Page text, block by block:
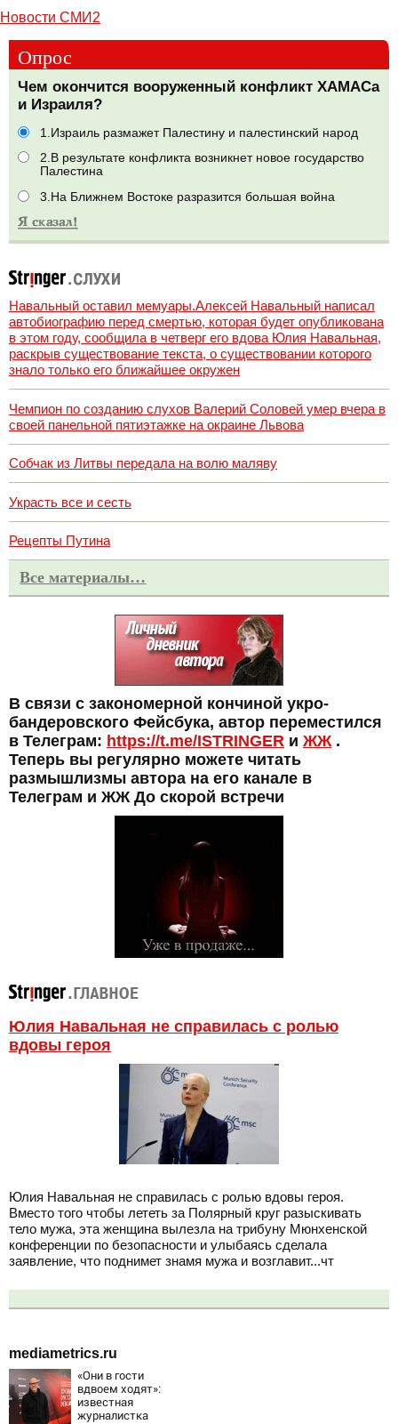
Новости СМИ2
Опрос
Чем окончится вооруженный конфликт ХАМАСа
и Израиля?
1.Израиль размажет Палестину и палестинский народ
2.В результате конфликта возникнет новое государство
Палестина
3.На Ближнем Востоке разразится большая война
Навальный оставил мемуары.Алексей Навальный написал
автобиографию перед смертью, которая будет опубликована
в этом году, сообщила в четверг его вдова Юлия Навальная,
раскрыв существование текста, о существовании которого
знало только его ближайшее окружен
Чемпион по созданию слухов Валерий Соловей умер вчера в
своей панельной пятиэтажке на окраине Львова
Собчак из Литвы передала на волю маляву
Украсть все и сесть
Рецепты Путина
Все материалы…
В связи с закономерной кончиной укро-
бандеровского Фейсбука, автор переместился
в Телеграм: https://t.me/ISTRINGER и ЖЖ.
Теперь вы регулярно можете читать
размышлизмы автора на его канале в
Телеграм и ЖЖ До скорой встречи
Юлия Навальная не справилась с ролью
вдовы героя
Юлия Навальная не справилась с ролью вдовы героя.
Вместо того чтобы лететь за Полярный круг разыскивать
тело мужа, эта женщина вылезла на трибуну Мюнхенской
конференции по безопасности и улыбаясь сделала
заявление, что поднимет знамя мужа и возглавит...чт
mediametrics.ru
«Они в гости
вдвоем ходят»:
известная
журналистка